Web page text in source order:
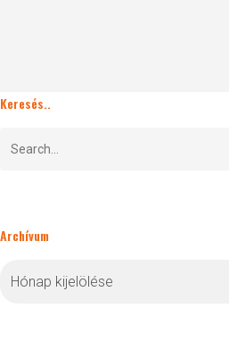
Keresés..
Archívum